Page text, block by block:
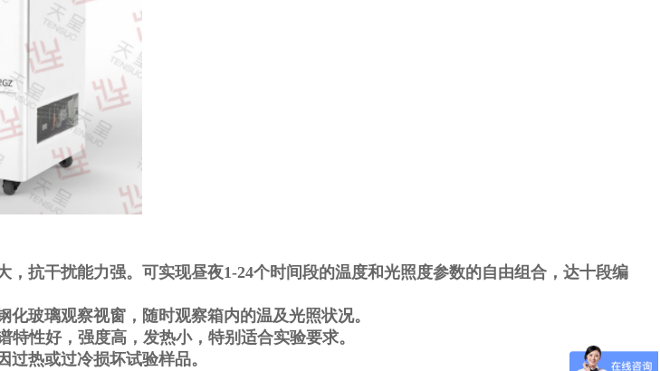
，抗干扰能力强。可实现昼夜1-24个时间段的温度和光照度参数的自由组合，达十段编
玻璃观察视窗，随时观察箱内的温及光照状况。
特性好，强度高，发热小，特别适合实验要求。
热或过冷损坏试验样品。